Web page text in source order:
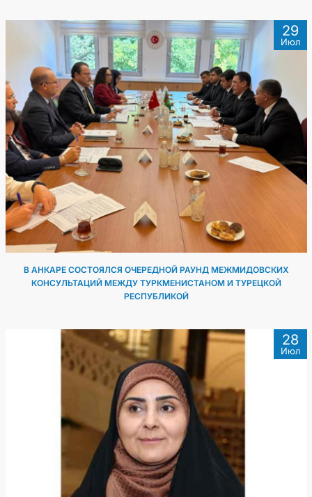
29
Июл
В АНКАРЕ СОСТОЯЛСЯ ОЧЕРЕДНОЙ РАУНД МЕЖМИДОВСКИХ
КОНСУЛЬТАЦИЙ МЕЖДУ ТУРКМЕНИСТАНОМ И ТУРЕЦКОЙ
РЕСПУБЛИКОЙ
28
Июл